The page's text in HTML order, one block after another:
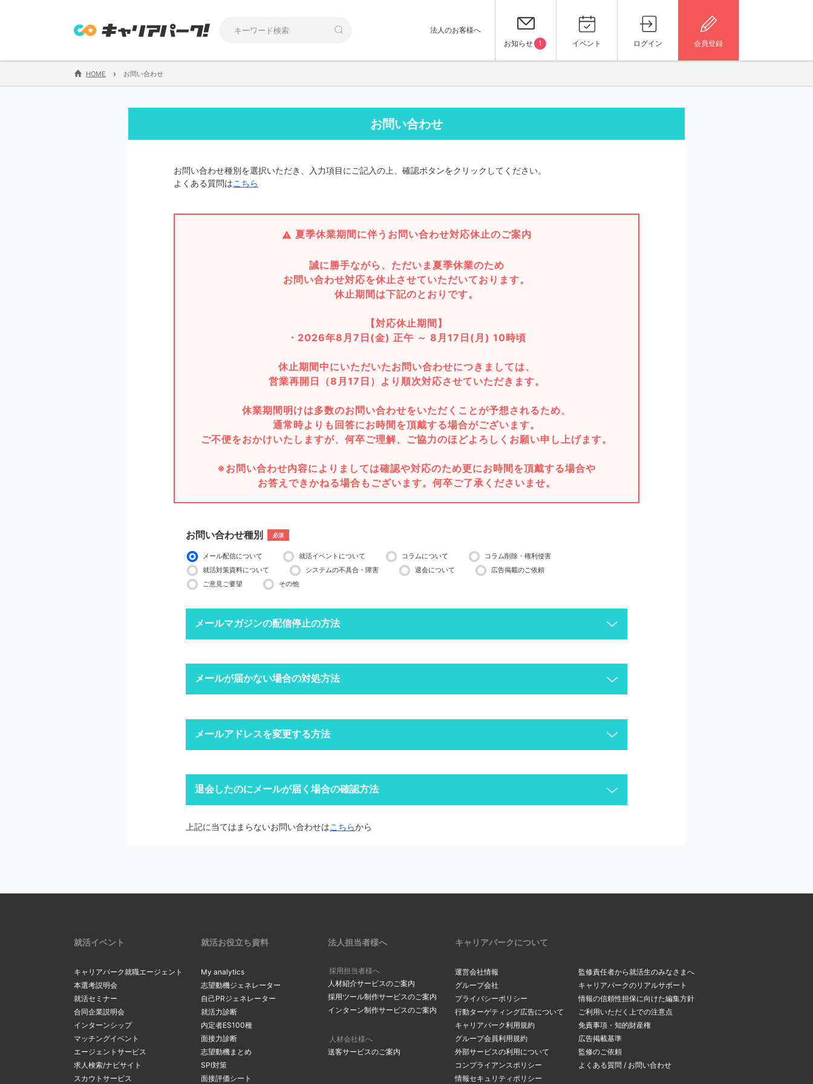
法人のお客様へ
お知らせ 1 イベント ログイン 会員登録
HOME › お問い合わせ
お問い合わせ
お問い合わせ種別を選択いただき、入力項目にご記入の上、確認ボタンをクリックしてください。
よくある質問はこちら
夏季休業期間に伴うお問い合わせ対応休止のご案内
誠に勝手ながら、ただいま夏季休業のため
お問い合わせ対応を休止させていただいております。
休止期間は下記のとおりです。
【対応休止期間】
・2026年8月7日(金) 正午 ～ 8月17日(月) 10時頃
休止期間中にいただいたお問い合わせにつきましては、
営業再開日（8月17日）より順次対応させていただきます。
休業期間明けは多数のお問い合わせをいただくことが予想されるため、
通常時よりも回答にお時間を頂戴する場合がございます。
ご不便をおかけいたしますが、何卒ご理解、ご協力のほどよろしくお願い申し上げます。
※お問い合わせ内容によりましては確認や対応のため更にお時間を頂戴する場合や
お答えできかねる場合もございます。何卒ご了承くださいませ。
お問い合わせ種別 必須
メール配信について 就活イベントについて コラムについて
コラム削除・権利侵害
就活対策資料について
システムの不具合・障害 退会について
広告掲載のご依頼
ご意見ご要望
その他
メールマガジンの配信停止の方法
配信停止までに2〜3営業日ほどかかる場合がございますのでご了承ください。
上記にて、解決しない場合はこちらからお問い合わせください
メールが届かない場合の対処方法
1
2
ドメイン指定受信の設定をされていませんか？
メールの設定画面から「@careerpark.jp」からのメールを受け取るように設定してください。
Softbankの方はこちら
内のメールを削除し空き容量の確保をお願いします。
間違ったメールアドレスご登録されていませんか？
カンマ（，）や、ドット（．）などにお間違いがございませんか？
マイページ内の「
」にて登録アドレスを確認することができます。
間違ったアドレスを入力されていた場合はマイページメニューの「
メールアドレスの変更ページ 」よりメー
ルアドレスの変更をお願いします。
メールアドレスを変更する方法
1
「ログイン」からログインをしてください。
※ID・パスワードを忘れた方はこちら
リックしてください。
現在のメールアドレスが表示されます。変更
」をクリックしてください。
「新たなメールアドレス」に、登録を希望す
るメールアドレスを入力し「メールアドレス
変更」ボタンをクリックしてください。
退会したのにメールが届く場合の確認方法
メールの配信停止手続きには、2～3日程度お時間をいただいております。
上記に当てはまらないお問い合わせはこちらから
就活イベント
キャリアパーク就職エージェント
本選考説明会
就活セミナー
合同企業説明会
インターンシップ
マッチングイベント
エージェントサービス
求人検索/ナビサイト
スカウトサービス
就活お役立ち資料
My analytics
志望動機ジェネレーター
自己PRジェネレーター
就活力診断
内定者ES100種
面接力診断
志望動機まとめ
SPI対策
面接評価シート
法人担当者様へ
採用担当者様へ
人材紹介サービスのご案内
採用ツール制作サービスのご案内
インターン制作サービスのご案内
人材会社様へ
送客サービスのご案内
キャリアパークについて
運営会社情報
グループ会社
プライバシーポリシー
行動ターゲティング広告について
キャリアパーク利用規約
グループ会員利用規約
外部サービスの利用について
コンプライアンスポリシー
情報セキュリティポリシー
監修責任者から就活生のみなさまへ
キャリアパークのリアルサポート
情報の信頼性担保に向けた編集方針
ご利用いただく上での注意点
免責事項・知的財産権
広告掲載基準
監修のご依頼
よくある質問 / お問い合わせ